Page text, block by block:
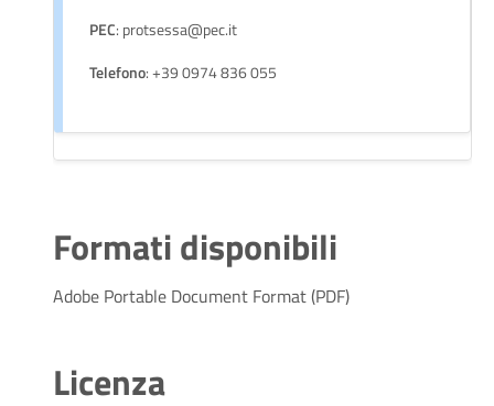
PEC: protsessa@pec.it
Telefono: +39 0974 836 055
Formati disponibili
Adobe Portable Document Format (PDF)
Licenza